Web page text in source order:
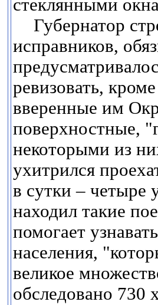
стеклянными
Губернатор
исправников,
ревизовать,
вверенные им
поверхностные,
некоторыми из
ухитрился
в сутки – четыре
находил такие
помогает
населения,
великое
обследовано 730